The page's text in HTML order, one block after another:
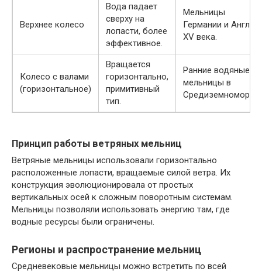
Верхнее колесо
Вода падает
сверху на
лопасти, более
эффективное.
Мельницы
Германии и Англии
XV века.
Колесо с валами
(горизонтальное)
Вращается
горизонтально,
примитивный
тип.
Ранние водяные
мельницы в
Средиземноморье.
Принцип работы ветряных мельниц
Ветряные мельницы использовали горизонтально
расположенные лопасти, вращаемые силой ветра. Их
конструкция эволюционировала от простых
вертикальных осей к сложным поворотным системам.
Мельницы позволяли использовать энергию там, где
водные ресурсы были ограничены.
Регионы и распространение мельниц
Средневековые мельницы можно встретить по всей